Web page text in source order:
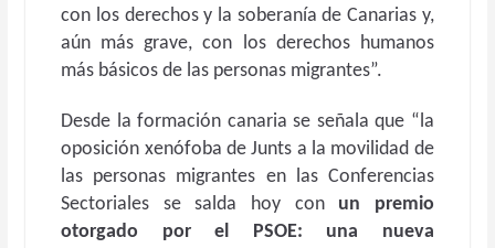
con los derechos y la soberanía de Canarias y,
aún más grave, con los derechos humanos
más básicos de las personas migrantes”.
Desde la formación canaria se señala que “la
oposición xenófoba de Junts a la movilidad de
las personas migrantes en las Conferencias
Sectoriales se salda hoy con un premio
otorgado por el PSOE: una nueva